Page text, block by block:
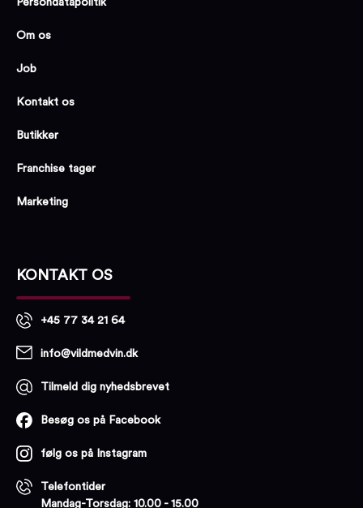
Persondatapolitik
Om os
Job
Kontakt os
Butikker
Franchise tager
Marketing
KONTAKT OS
+45 77 34 21 64
info@vildmedvin.dk
Tilmeld dig nyhedsbrevet
Besøg os på Facebook
følg os på Instagram
Telefontider
Mandag-Torsdag: 10.00 - 15.00